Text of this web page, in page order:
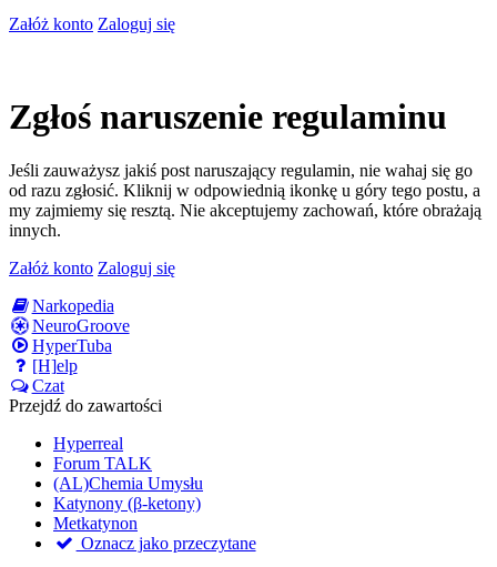
Załóż konto Zaloguj się
Zgłoś naruszenie regulaminu
Jeśli zauważysz jakiś post naruszający regulamin, nie wahaj się go
od razu zgłosić. Kliknij w odpowiednią ikonkę u góry tego postu, a
my zajmiemy się resztą. Nie akceptujemy zachowań, które obrażają
innych.
Załóż konto Zaloguj się
Narkopedia
NeuroGroove
HyperTuba
[H]elp
Czat
Przejdź do zawartości
Hyperreal
Forum TALK
(AL)Chemia Umysłu
Katynony (β-ketony)
Metkatynon
Oznacz jako przeczytane